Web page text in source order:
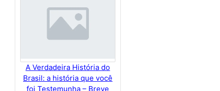
A Verdadeira História do
Brasil: a história que você
foi Testemunha – Breve